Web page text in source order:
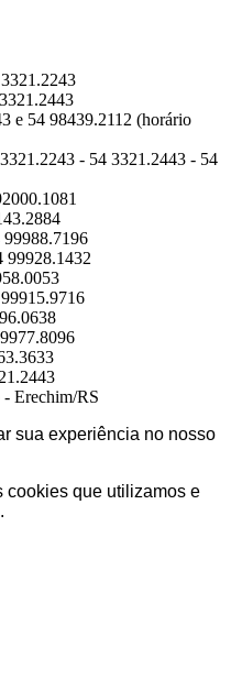
e 54 98439.2112 (horário
- 54 3321.2443 - 54
99988.7196
99928.1432
Erechim/RS
sua experiência no nosso
cookies que utilizamos e
.